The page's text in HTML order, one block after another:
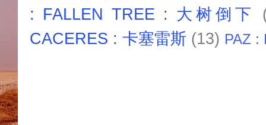
: FALLEN TREE : 大树倒下
CACERES : 卡塞雷斯 (13) PAZ :